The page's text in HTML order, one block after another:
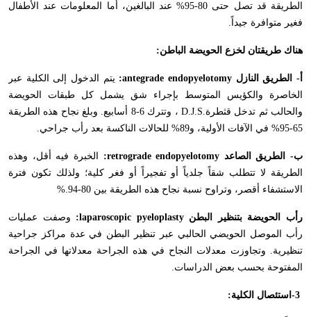
الطريقة قد تصل حتى 80-95% عند البالغين، أما المعلومات عند الأطفال
فغير متوافرة جيداً .
هناك طريقتان لخزع الحويضة الباطن:
أ- الطريق النازل :antegrade endopyelotomy يتم الدخول إلى الكلية عبر
الخاصرة والكؤيس المتوسط بإجراء شق يشمل كل طبقات الحويضة
والحالب ثم تدخل قثطرةD.J.S.
، وتترك 6-8 أسابيع. وبلغ نجاح هذه الطريقة
65-95% في الآفات الأولية، و89% للحالات الناكسة بعد رأب جراحي
.
ب- الطريق الصاعد :retrograde endopyelotomy
الخبرة فيه أقل، وهذه
الطريقة لا تتطلب شقاً جلدياً أو تفجيراً أو فغر كلية؛ ولذلك تكون فترة
الاستشفاء أقصر، وتراوح نسبة نجاح هذه الطريقة بين 80-94
%.
رأب الحويضة بتنظير البطن :laparoscopic pyeloplasty وصفت عمليات
رأب الموصل الحويضي الحالبي عبر تنظير البطن في عدة مراكز جراحية
تنظيرية. وتجاوزت معدلات النجاح في هذه الجراحة معدلاتها في الجراحة
المفتوحة بحسب بعض الدراسات.
-3 استئصال الكلية: